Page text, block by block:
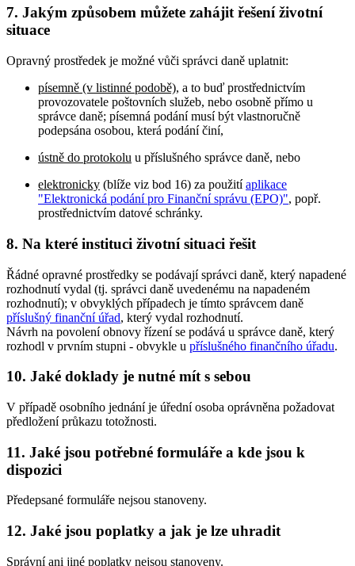
7. Jakým způsobem můžete zahájit řešení životní
situace
Opravný prostředek je možné vůči správci daně uplatnit:
písemně (v listinné podobě), a to buď prostřednictvím
provozovatele poštovních služeb, nebo osobně přímo u
správce daně; písemná podání musí být vlastnoručně
podepsána osobou, která podání činí,
ústně do protokolu u příslušného správce daně, nebo
elektronicky (blíže viz bod 16) za použitíaplikace
"Elektronická podání pro Finanční správu (EPO)", popř.
prostřednictvím datové schránky.
8. Na které instituci životní situaci řešit
Řádné opravné prostředky se podávají správci daně, který napadené
rozhodnutí vydal (tj. správci daně uvedenému na napadeném
rozhodnutí); v obvyklých případech je tímto správcem daně
příslušný finanční úřad, který vydal rozhodnutí.
Návrh na povolení obnovy řízení se podává u správce daně, který
rozhodl v prvním stupni - obvykle u příslušného finančního úřadu.
10. Jaké doklady je nutné mít s sebou
V případě osobního jednání je úřední osoba oprávněna požadovat
předložení průkazu totožnosti.
11. Jaké jsou potřebné formuláře a kde jsou k
dispozici
Předepsané formuláře nejsou stanoveny.
12. Jaké jsou poplatky a jak je lze uhradit
Správní ani jiné poplatky nejsou stanoveny.